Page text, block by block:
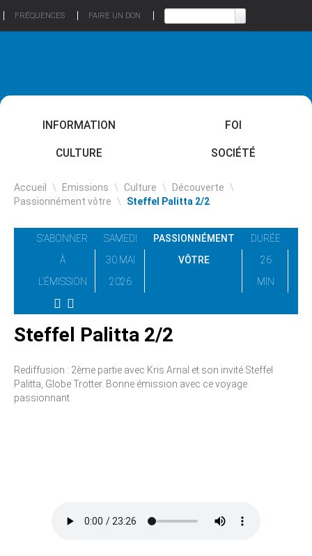
FRÉQUENCES FAIRE UN DON
INFORMATION FOI
CULTURE SOCIÉTÉ
Accueil \ Emissions \ Culture \ Découverte \
Passionnément vôtre \ Steffel Palitta 2/2
S'ABONNER
À
L'ÉMISSION
SAMEDI
30 MAI
2026
PASSIONNÉMENT
VÔTRE
DURÉE
26
MIN
Steffel Palitta 2/2
Rediffusion : 2ème partie avec Kris Arnal et son invité Steffel
Palitta, Globe Trotter. Bonne émission avec ce voyage
passionnant